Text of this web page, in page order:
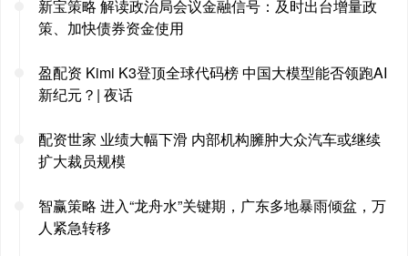
新宝策略 解读政治局会议金融信号：及时出台增量政
策、加快债券资金使用
盈配资 Kimi K3登顶全球代码榜 中国大模型能否领跑AI
新纪元？| 夜话
配资世家 业绩大幅下滑 内部机构臃肿大众汽车或继续
扩大裁员规模
智赢策略 进入“龙舟水”关键期，广东多地暴雨倾盆，万
人紧急转移